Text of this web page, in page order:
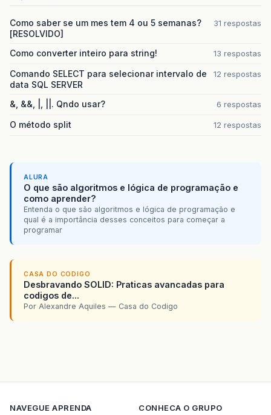
Como saber se um mes tem 4 ou 5 semanas?
[RESOLVIDO]
31 respostas
Como converter inteiro para string! 13 respostas
Comando SELECT para selecionar intervalo de
data SQL SERVER
12 respostas
&, &&, |, ||. Qndo usar? 6 respostas
O método split 12 respostas
ALURA
O que são algoritmos e lógica de programação e
como aprender?
Entenda o que são algoritmos e lógica de programação e
qual é a importância desses conceitos para começar a
programar
CASA DO CODIGO
Desbravando SOLID: Praticas avancadas para
codigos de...
Por Alexandre Aquiles — Casa do Codigo
NAVEGUE APRENDA
CONHECA O GRUPO